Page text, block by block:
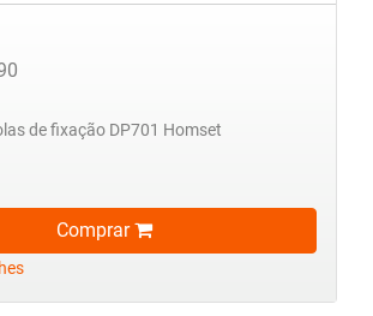
de fixação DP701 Homset
Comprar